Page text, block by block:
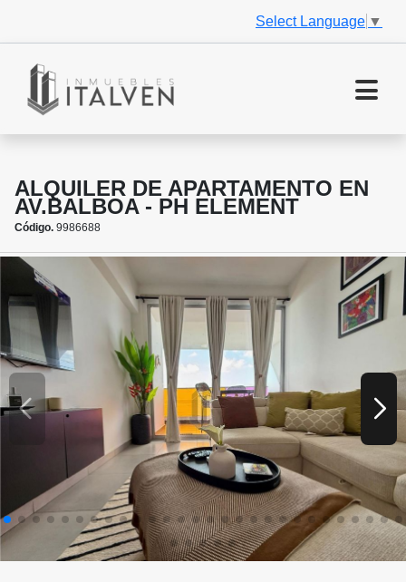
Select Language ▼
ALQUILER DE APARTAMENTO EN
AV.BALBOA - PH ELEMENT
Código. 9986688